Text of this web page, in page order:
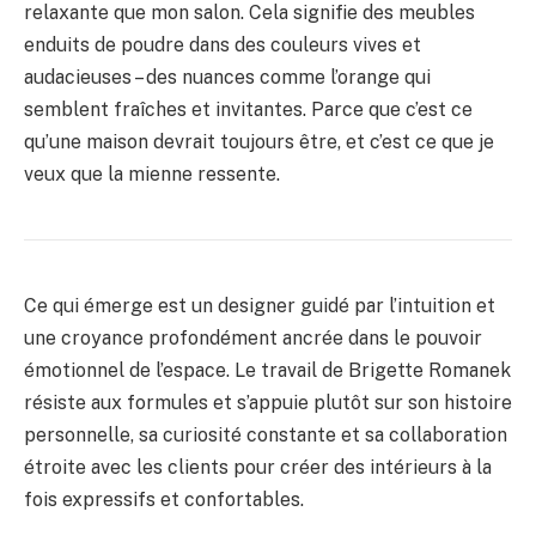
relaxante que mon salon. Cela signifie des meubles
enduits de poudre dans des couleurs vives et
audacieuses – des nuances comme l’orange qui
semblent fraîches et invitantes. Parce que c’est ce
qu’une maison devrait toujours être, et c’est ce que je
veux que la mienne ressente.
Ce qui émerge est un designer guidé par l’intuition et
une croyance profondément ancrée dans le pouvoir
émotionnel de l’espace. Le travail de Brigette Romanek
résiste aux formules et s’appuie plutôt sur son histoire
personnelle, sa curiosité constante et sa collaboration
étroite avec les clients pour créer des intérieurs à la
fois expressifs et confortables.